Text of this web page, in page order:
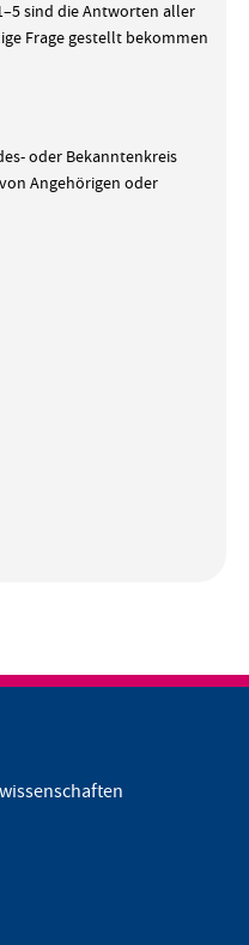
sind die Antworten aller
Frage gestellt bekommen
oder Bekanntenkreis
Angehörigen oder